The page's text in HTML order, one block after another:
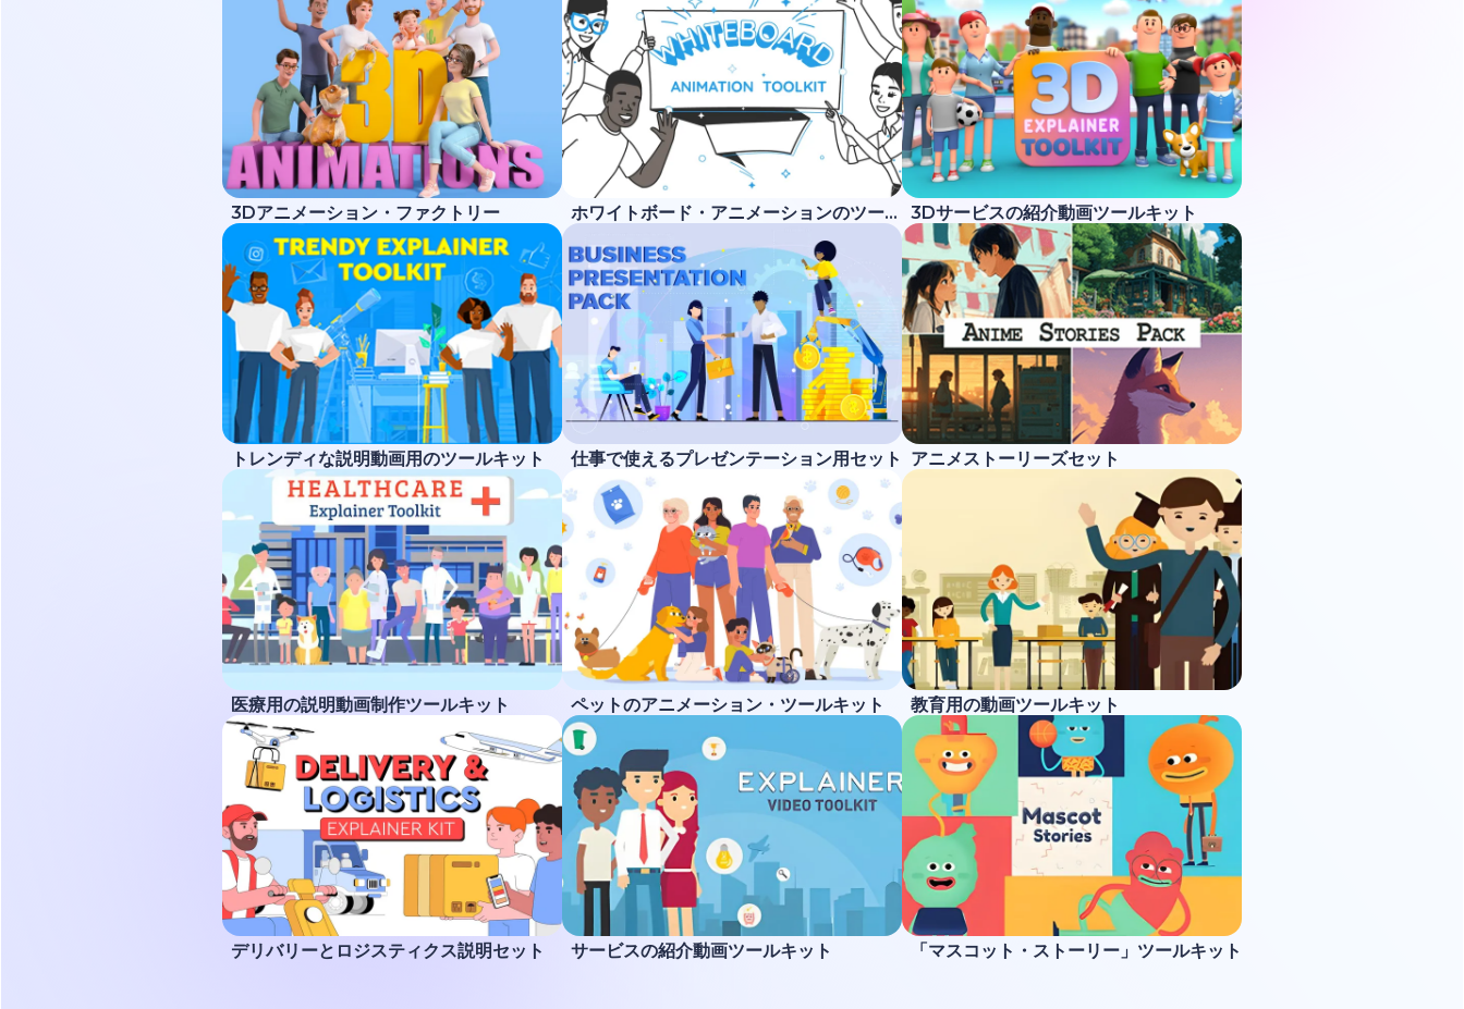
3Dアニメーション・ファクトリー ホワイトボード・アニメーションのツールキット 3Dサービスの紹介動画ツールキット
トレンディな説明動画用のツールキット 仕事で使えるプレゼンテーション用セット アニメストーリーズセット
医療用の説明動画制作ツールキット ペットのアニメーション・ツールキット 教育用の動画ツールキット
デリバリーとロジスティクス説明セット サービスの紹介動画ツールキット 「マスコット・ストーリー」ツールキット